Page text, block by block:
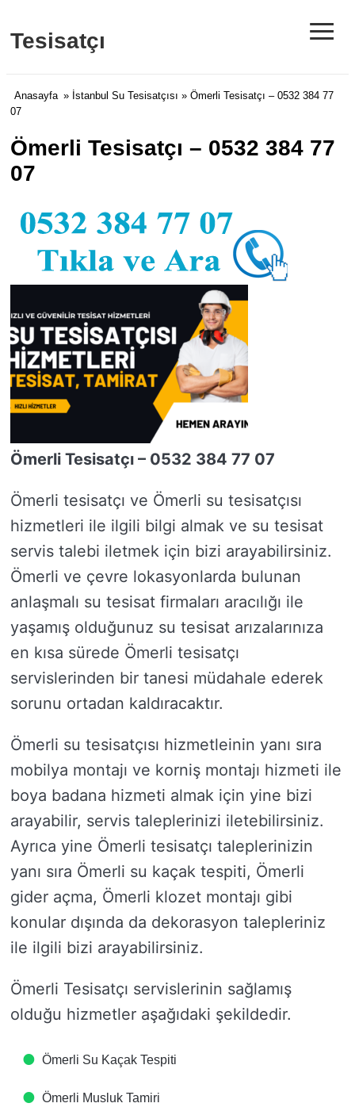
Tesisatçı ≡
Anasayfa » İstanbul Su Tesisatçısı » Ömerli Tesisatçı – 0532 384 77
07
Ömerli Tesisatçı – 0532 384 77
07
Ömerli Tesisatçı – 0532 384 77 07
Ömerli tesisatçı ve Ömerli su tesisatçısı
hizmetleri ile ilgili bilgi almak ve su tesisat
servis talebi iletmek için bizi arayabilirsiniz.
Ömerli ve çevre lokasyonlarda bulunan
anlaşmalı su tesisat firmaları aracılığı ile
yaşamış olduğunuz su tesisat arızalarınıza
en kısa sürede Ömerli tesisatçı
servislerinden bir tanesi müdahale ederek
sorunu ortadan kaldıracaktır.
Ömerli su tesisatçısı hizmetleinin yanı sıra
mobilya montajı ve korniş montajı hizmeti ile
boya badana hizmeti almak için yine bizi
arayabilir, servis taleplerinizi iletebilirsiniz.
Ayrıca yine Ömerli tesisatçı taleplerinizin
yanı sıra Ömerli su kaçak tespiti, Ömerli
gider açma, Ömerli klozet montajı gibi
konular dışında da dekorasyon talepleriniz
ile ilgili bizi arayabilirsiniz.
Ömerli Tesisatçı servislerinin sağlamış
olduğu hizmetler aşağıdaki şekildedir.
Ömerli Su Kaçak Tespiti
Ömerli Musluk Tamiri